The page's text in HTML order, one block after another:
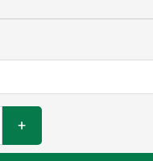
+